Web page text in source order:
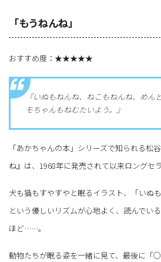
「もうねんね」
おすすめ度：★★★★★
『いぬもねんね、ねこもねんね、めん
モちゃんもねむたいよう。』
「あかちゃんの本」シリーズで知られる松
ね』は、1968年に発売されて以来ロングセ
犬も猫もすやすやと眠るイラスト、「いぬ
という優しいリズムが心地よく、読んでい
ほど……。
動物たちが眠る姿を一緒に見て、最後に「